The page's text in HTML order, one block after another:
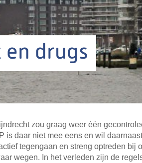
en drugs
zou graag weer één
is daar niet mee eens en wil
tegengaan en streng optreden bij
wegen. In het verleden zijn de